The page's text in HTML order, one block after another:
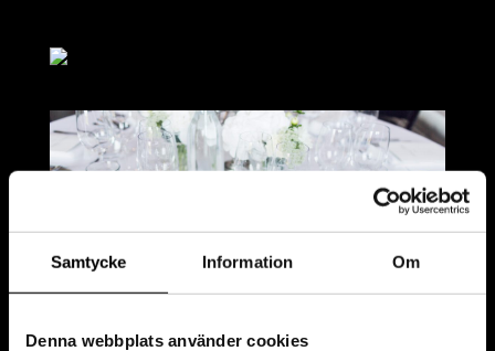
Samtycke Information Om
Denna webbplats använder cookies